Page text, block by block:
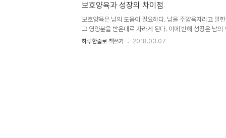
보호양육과 성장의 차이점
보호양육은 남의 도움이 필요하다. 남을 주양육자라고 말
그 영양분을 받은대로 자라게 된다. 이에 반해 성장은 남
인가는 주변 영향을 무시할 ..
하루한줄로 책쓰기 2018.03.07